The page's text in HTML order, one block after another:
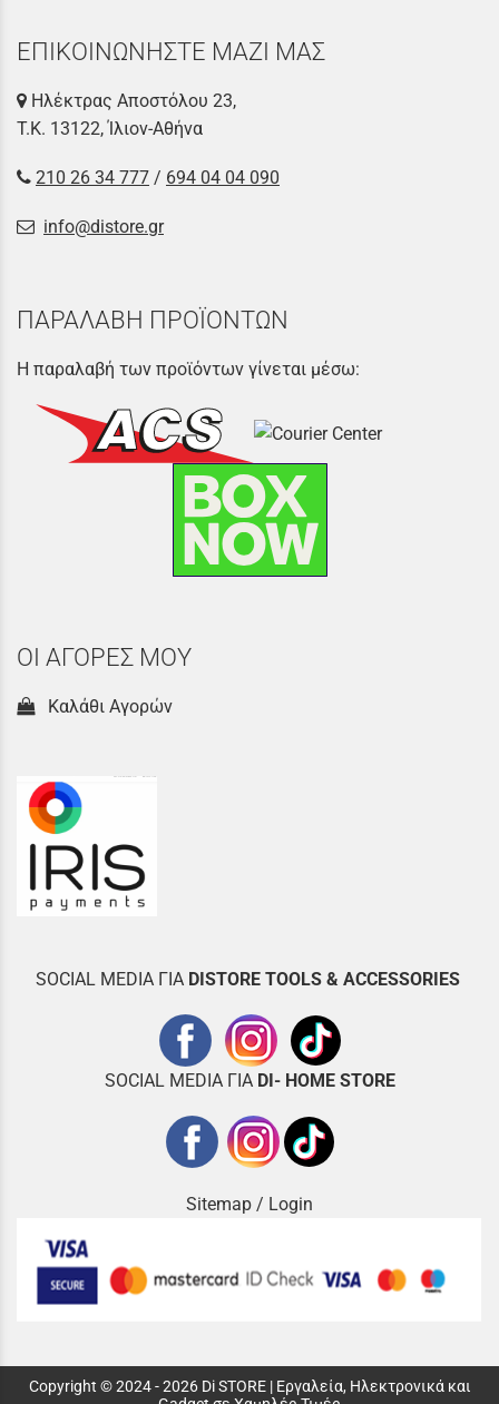
ΕΠΙΚΟΙΝΩΝΗΣΤΕ ΜΑΖΙ ΜΑΣ
Ηλέκτρας Αποστόλου 23,
Τ.Κ. 13122, Ίλιον-Αθήνα
210 26 34 777 / 694 04 04 090
info@distore.gr
ΠΑΡΑΛΑΒΗ ΠΡΟΪΟΝΤΩΝ
Η παραλαβή των προϊόντων γίνεται μέσω:
ΟΙ ΑΓΟΡΕΣ ΜΟΥ
Καλάθι Αγορών
SOCIAL MEDIA ΓΙΑ DISTORE TOOLS & ACCESSORIES
SOCIAL MEDIA ΓΙΑ DI- HOME STORE
Sitemap / Login
Copyright © 2024 - 2026 Di STORE | Εργαλεία, Ηλεκτρονικά και